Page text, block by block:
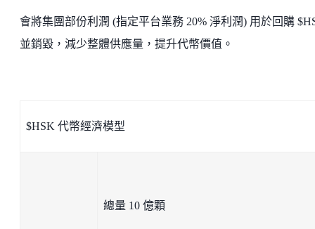
會將集團部份利潤 (指定平台業務 20% 淨利潤) 用於回購
並銷毀，減少整體供應量，提升代幣價值。
$HSK 代幣經濟模型
總量 10 億顆